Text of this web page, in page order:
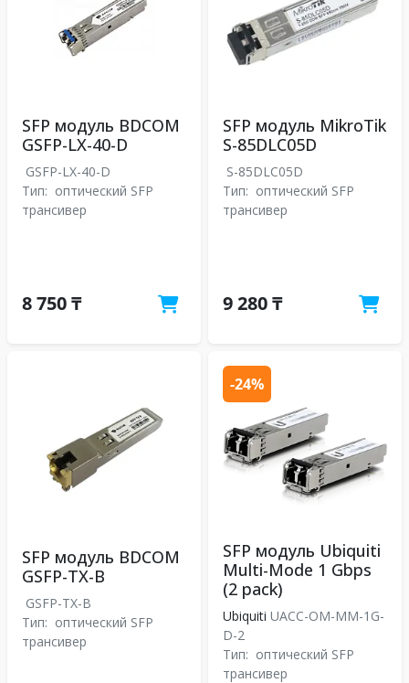
SFP модуль BDCOM
GSFP-LX-40-D
GSFP-LX-40-D
Тип: оптический SFP
трансивер
8 750 ₸
SFP модуль MikroTik
S-85DLC05D
S-85DLC05D
Тип: оптический SFP
трансивер
9 280 ₸
SFP модуль BDCOM
GSFP-TX-B
GSFP-TX-B
Тип: оптический SFP
трансивер
SFP модуль Ubiquiti
Multi-Mode 1 Gbps
(2 pack)
Ubiquiti UACC-OM-MM-1G-
D-2
Тип: оптический SFP
трансивер
-24%